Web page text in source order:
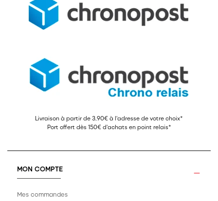
Livraison à partir de 3,90€ à l'adresse de votre choix*
Port offert dès 150€ d'achats en point relais*
MON COMPTE
Mes commandes